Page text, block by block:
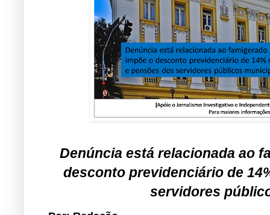
Denúncia está relacionada ao
desconto previdenciário de
servidores